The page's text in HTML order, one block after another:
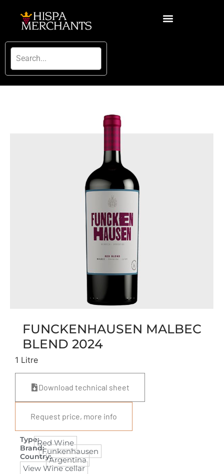
FUNCKENHAUSEN MALBEC
BLEND 2024
1 Litre
Download technical sheet
Request price, more info
Type:Red Wine
Brand:Funkenhausen
Country:Argentina
View Wine cellar